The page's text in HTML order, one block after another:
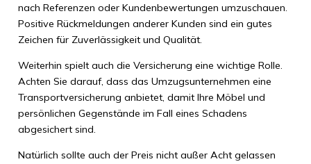
nach Referenzen oder Kundenbewertungen umzuschauen.
Positive Rückmeldungen anderer Kunden sind ein gutes
Zeichen für Zuverlässigkeit und Qualität.
Weiterhin spielt auch die Versicherung eine wichtige Rolle.
Achten Sie darauf, dass das Umzugsunternehmen eine
Transportversicherung anbietet, damit Ihre Möbel und
persönlichen Gegenstände im Fall eines Schadens
abgesichert sind.
Natürlich sollte auch der Preis nicht außer Acht gelassen